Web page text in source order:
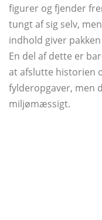
figurer og fjender
tungt af sig selv,
indhold giver
En del af dette er
at afslutte historien
fylderopgaver, men
miljømæssigt.